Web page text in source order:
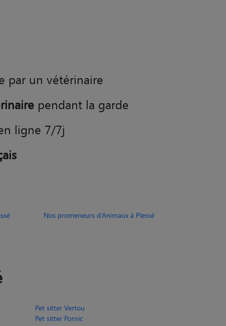
Pet sitter Pornic
Pet sitter Pontchâteau